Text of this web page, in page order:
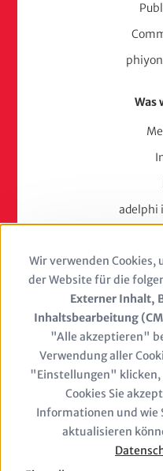
Was
adelphi
Wir verwenden
der Website für die
Externer Inhalt,
Inhaltsbearbeitung
"Alle akzeptieren"
Verwendung aller
"Einstellungen" klicken,
Cookies Sie
Informationen und wie
aktualisieren